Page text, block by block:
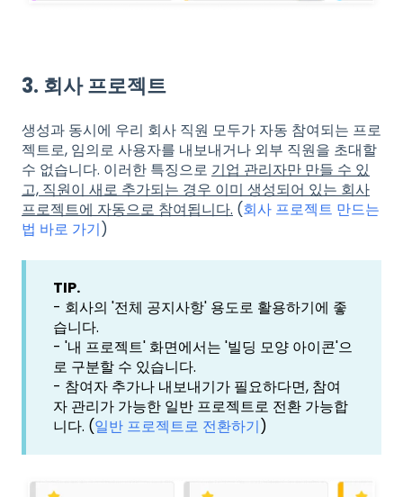
3. 회사 프로젝트
생성과 동시에 우리 회사 직원 모두가 자동 참여되는 프로
젝트로, 임의로 사용자를 내보내거나 외부 직원을 초대할
수 없습니다. 이러한 특징으로 기업 관리자만 만들 수 있
고, 직원이 새로 추가되는 경우 이미 생성되어 있는 회사
프로젝트에 자동으로 참여됩니다. (회사 프로젝트 만드는
법 바로 가기)
TIP.
- 회사의 '전체 공지사항' 용도로 활용하기에 좋
습니다.
- '내 프로젝트' 화면에서는 '빌딩 모양 아이콘'으
로 구분할 수 있습니다.
- 참여자 추가나 내보내기가 필요하다면, 참여
자 관리가 가능한 일반 프로젝트로 전환 가능합
니다. (일반 프로젝트로 전환하기)